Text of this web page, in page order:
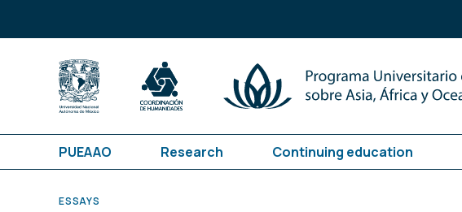
PUEAAO Research Continuing education
ESSAYS